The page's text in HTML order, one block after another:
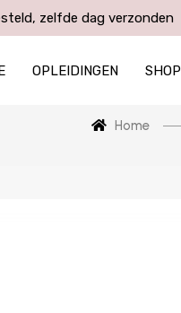
zelfde dag verzonden
OPLEIDINGEN SHOP
Home